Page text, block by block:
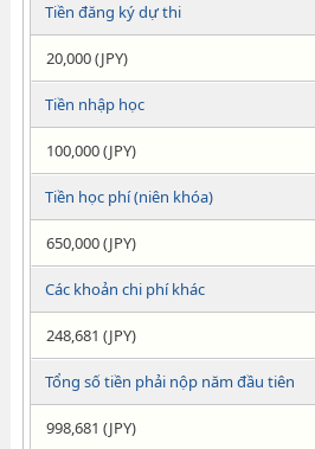
Tiền đăng ký dự thi
20,000 (JPY)
Tiền nhập học
100,000 (JPY)
Tiền học phí (niên khóa)
650,000 (JPY)
Các khoản chi phí khác
248,681 (JPY)
Tổng số tiền phải nộp năm đầu tiên
998,681 (JPY)